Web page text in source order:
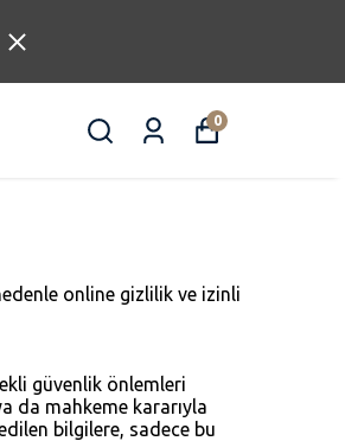
0
online gizlilik ve izinli
güvenlik önlemleri
da mahkeme kararıyla
bilgilere, sadece bu